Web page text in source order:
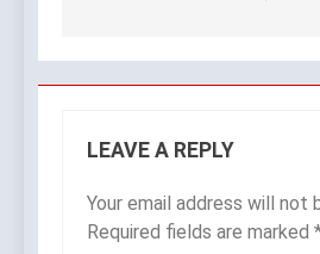
LEAVE A REPLY
Your email address will not
Required fields are marked